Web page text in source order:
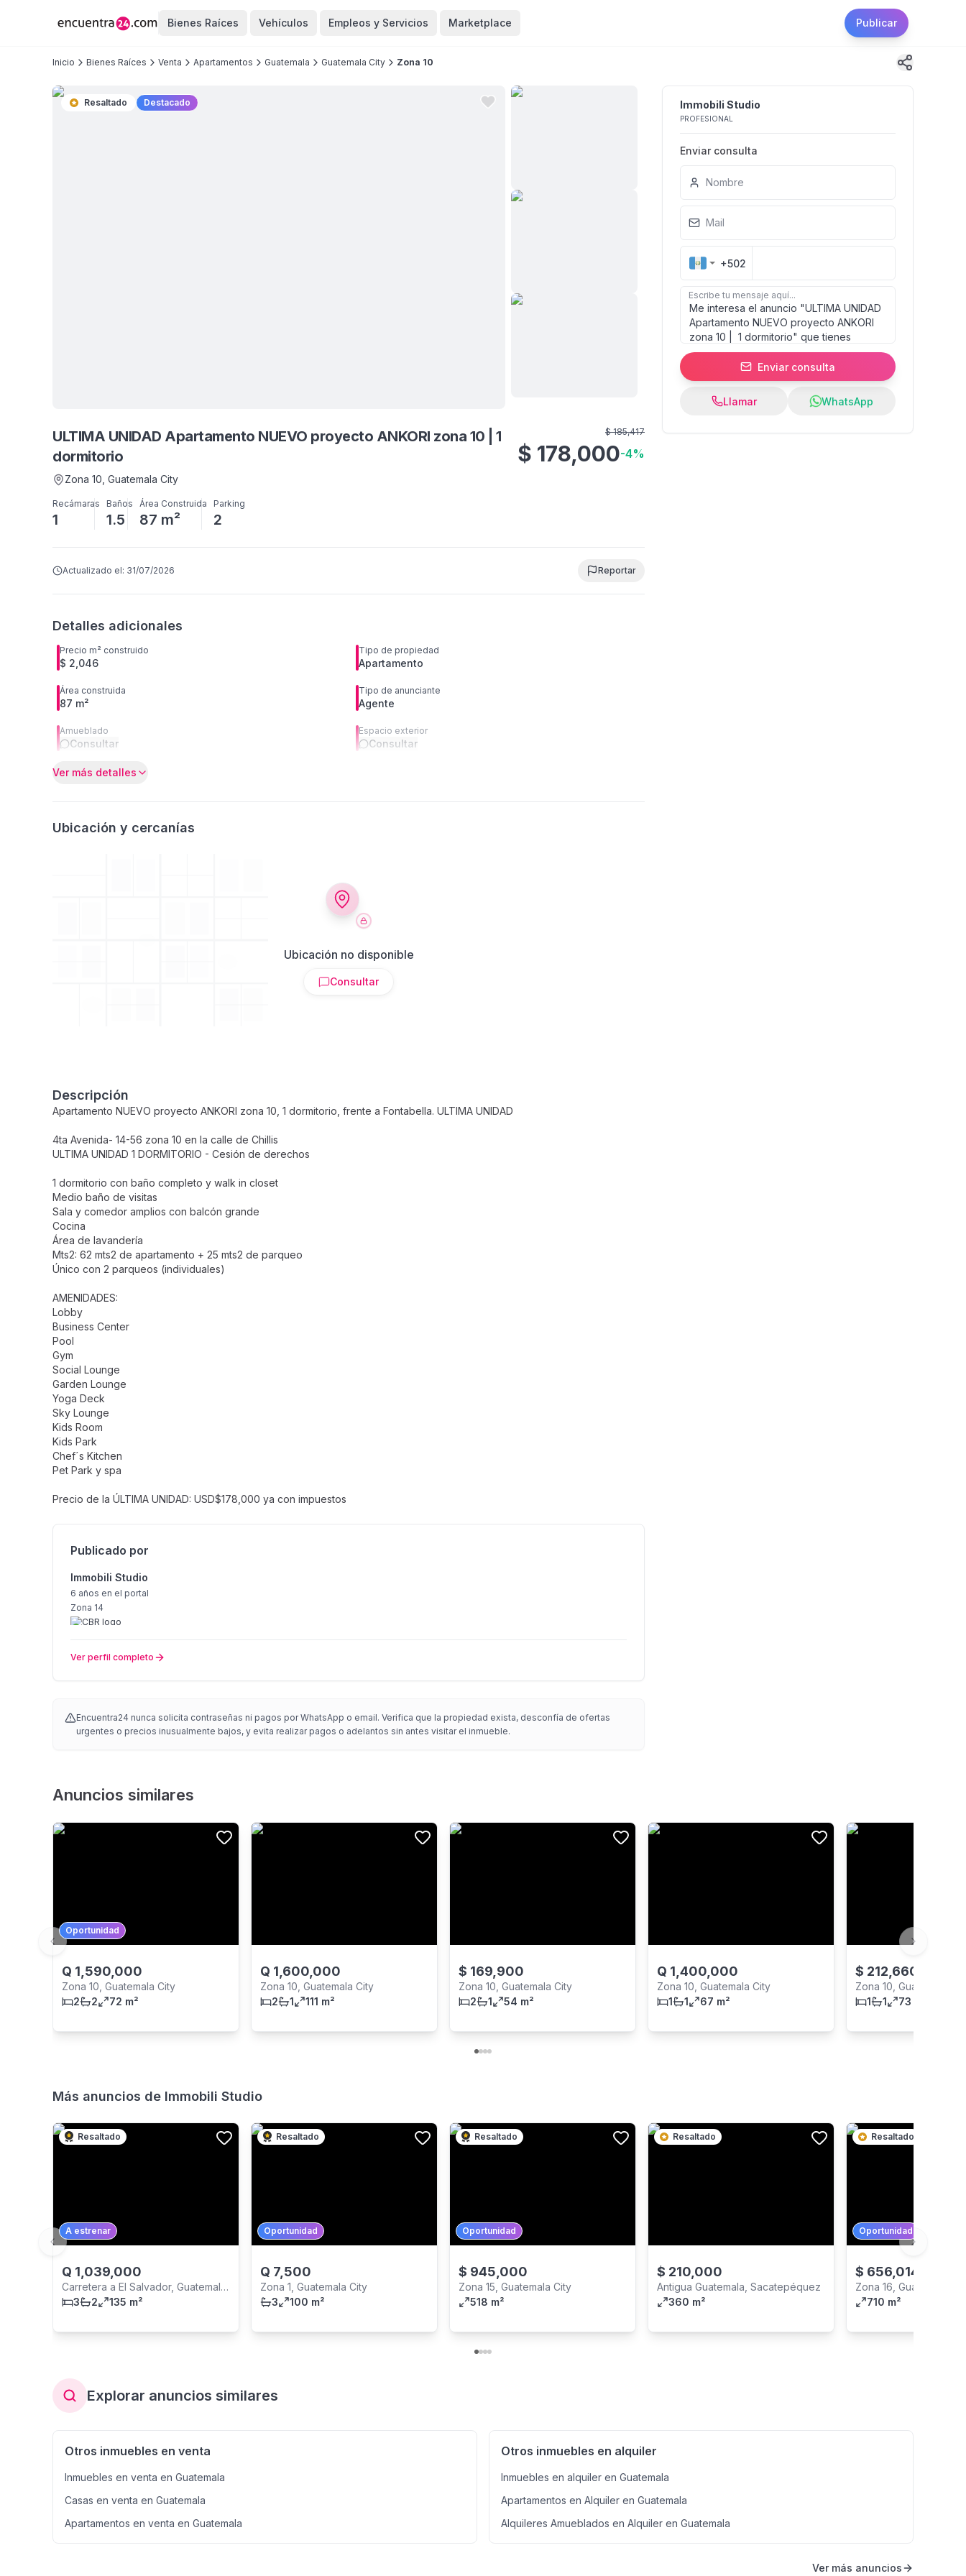
Bienes Raíces Vehículos Empleos y Servicios Marketplace Publicar
Inicio Bienes Raíces Venta Apartamentos Guatemala Guatemala City Zona 10
Resaltado Destacado
ULTIMA UNIDAD Apartamento NUEVO proyecto ANKORI zona 10 | 1
dormitorio
Zona 10 , Guatemala City
Recámaras
1
Baños
1.5
Área Construida
87 m²
Parking
2
$ 185,417
$ 178,000-4%
Actualizado el: 31/07/2026 Reportar
Detalles adicionales
Precio m² construido
$ 2,046
Tipo de propiedad
Apartamento
Área construida
87 m²
Tipo de anunciante
Agente
Amueblado
Consultar
Espacio exterior
Consultar
Ver más detalles
Ubicación y cercanías
Ubicación no disponible
Consultar
Descripción
Apartamento NUEVO proyecto ANKORI zona 10, 1 dormitorio, frente a Fontabella. ULTIMA UNIDAD
4ta Avenida- 14-56 zona 10 en la calle de Chillis
ULTIMA UNIDAD 1 DORMITORIO - Cesión de derechos
1 dormitorio con baño completo y walk in closet
Medio baño de visitas
Sala y comedor amplios con balcón grande
Cocina
Área de lavandería
Mts2: 62 mts2 de apartamento + 25 mts2 de parqueo
Único con 2 parqueos (individuales)
AMENIDADES:
Lobby
Business Center
Pool
Gym
Social Lounge
Garden Lounge
Yoga Deck
Sky Lounge
Kids Room
Kids Park
Chef´s Kitchen
Pet Park y spa
Precio de la ÚLTIMA UNIDAD: USD$178,000 ya con impuestos
Publicado por
Immobili Studio
6 años en el portal
Zona 14
Ver perfil completo
Encuentra24 nunca solicita contraseñas ni pagos por WhatsApp o email. Verifica que la propiedad exista, desconfía de ofertas
urgentes o precios inusualmente bajos, y evita realizar pagos o adelantos sin antes visitar el inmueble.
Immobili Studio
PROFESIONAL
Enviar consulta
Nombre
Mail
+502
Escribe tu mensaje aquí...
Enviar consulta
Llamar WhatsApp
Anuncios similares
Oportunidad
Q 1,590,000
Zona 10, Guatemala City
2
2 72 m²
Q 1,600,000
Zona 10, Guatemala City
2
1 111 m²
$ 169,900
Zona 10, Guatemala City
2
1 54 m²
Q 1,400,000
Zona 10, Guatemala City
1
1 67 m²
$ 212,660
Zona 10, Guatemala
1
1 73 m²
Previous slide Next slide
Más anuncios de Immobili Studio
Resaltado
A estrenar
Q 1,039,000
Carretera a El Salvador, Guatemala
City
3 2 135 m²
Resaltado
Oportunidad
Q 7,500
Zona 1, Guatemala City
3
100 m²
Resaltado
Oportunidad
$ 945,000
Zona 15, Guatemala City
518 m²
Resaltado
$ 210,000
Antigua Guatemala, Sacatepéquez
360 m²
Resaltado
Oportunidad
$ 656,014
Zona 16, Guatemala
710 m²
Previous slide Next slide
Explorar anuncios similares
Otros inmuebles en venta
Inmuebles en venta en Guatemala
Casas en venta en Guatemala
Apartamentos en venta en Guatemala
Otros inmuebles en alquiler
Inmuebles en alquiler en Guatemala
Apartamentos en Alquiler en Guatemala
Alquileres Amueblados en Alquiler en Guatemala
Ver más anuncios